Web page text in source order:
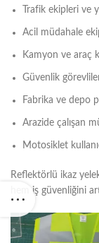
Trafik ekipleri ve
Acil müdahale
Kamyon ve araç
Güvenlik
Fabrika ve depo
Arazide çalışan
Motosiklet
Reflektörlü ikaz
hem iş güvenliğini